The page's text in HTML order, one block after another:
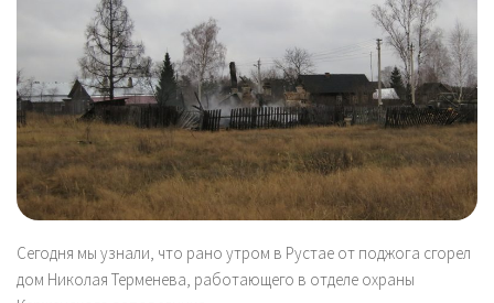
Сегодня мы узнали, что рано утром в Рустае от поджога сгорел
дом Николая Терменева, работающего в отделе охраны